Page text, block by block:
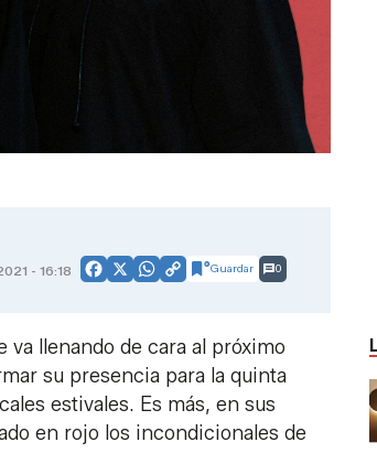
- 16:18 Facebook
X WhatsApp
CopyGuardar 0
va llenando de cara al próximo
su presencia para la quinta
estivales. Es más, en sus
en rojo los incondicionales de